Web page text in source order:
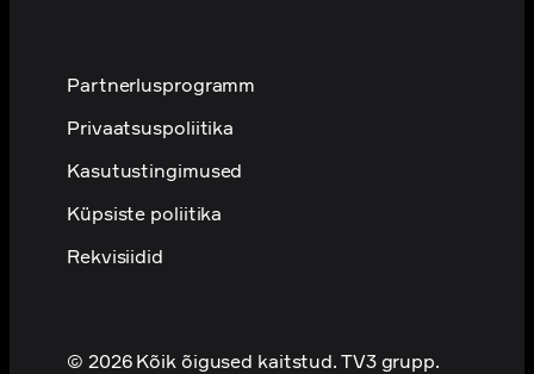
© 2026 Kõik õigused kaitstud. TV3 grupp.
Partnerlusprogramm
Privaatsuspoliitika
Kasutustingimused
Küpsiste poliitika
Rekvisiidid